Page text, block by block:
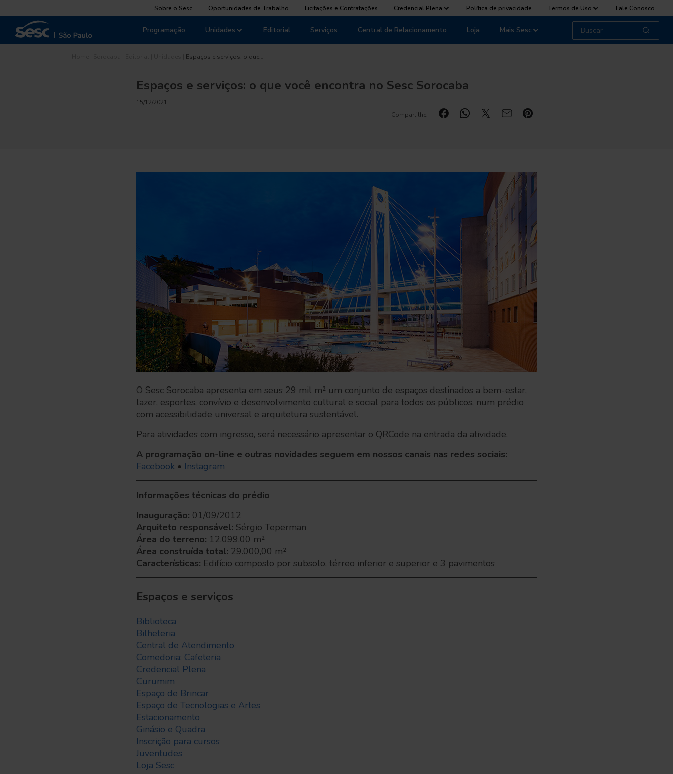
Sobre o Sesc Oportunidades de Trabalho Licitações e Contratações Credencial Plena Política de privacidade Termos de Uso Fale Conosco
Unidades
Programação Editorial Serviços Central de Relacionamento Loja Mais Sesc
Espaços e serviços: o que…
Espaços e serviços: o que você encontra no Sesc Sorocaba
15/12/2021
Compartilhe:
O Sesc Sorocaba apresenta em seus 29 mil m² um conjunto de espaços destinados a bem-estar,
lazer, esportes, convívio e desenvolvimento cultural e social para todos os públicos, num prédio
com acessibilidade universal e arquitetura sustentável.
Para atividades com ingresso, será necessário apresentar o QRCode na entrada da atividade.
A programação on-line e outras novidades seguem em nossos canais nas redes sociais:
Facebook • Instagram
Informações técnicas do prédio
Inauguração: 01/09/2012
Arquiteto responsável: Sérgio Teperman
Área do terreno: 12.099,00 m²
Área construída total: 29.000,00 m²
Características: Edifício composto por subsolo, térreo inferior e superior e 3 pavimentos
Espaços e serviços
Biblioteca
Bilheteria
Central de Atendimento
Comedoria: Cafeteria
Credencial Plena
Curumim
Espaço de Brincar
Espaço de Tecnologias e Artes
Estacionamento
Ginásio e Quadra
Inscrição para cursos
Juventudes
Loja Sesc